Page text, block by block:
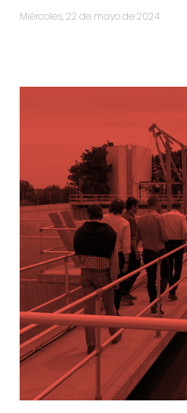
miércoles, 22 de mayo de 2024